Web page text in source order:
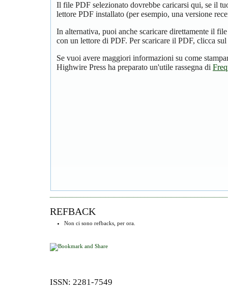
Il file PDF selezionato dovrebbe caricarsi qui, se il
lettore PDF installato (per esempio, una versione
In alternativa, puoi anche scaricare direttamente il
con un lettore di PDF. Per scaricare il PDF, clicca
Se vuoi avere maggiori informazioni su come
Highwire Press ha preparato un'utile rassegna di
REFBACK
Non ci sono refbacks, per ora.
ISSN: 2281-7549